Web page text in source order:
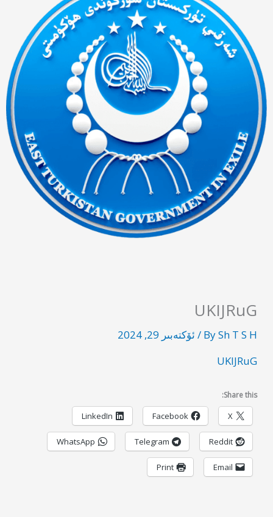
UKIJRuG
BySh T S H
/ ئۆكتەبىر 29, 2024
UKIJRuG
Share this:
X
Facebook
LinkedIn
Reddit
Telegram
WhatsApp
Email
Print